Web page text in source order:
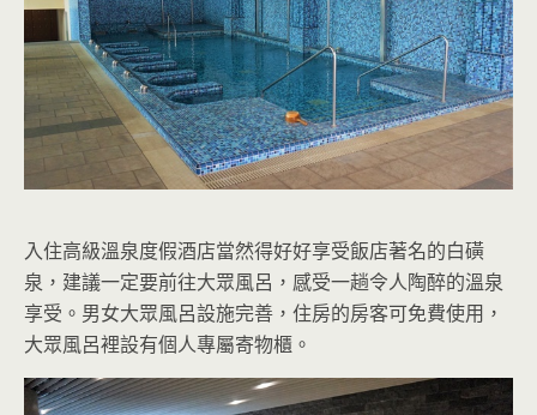
入住高級溫泉度假酒店當然得好好享受飯店著名的白磺
泉，建議一定要前往大眾風呂，感受一趟令人陶醉的溫泉
享受。男女大眾風呂設施完善，住房的房客可免費使用，
大眾風呂裡設有個人專屬寄物櫃。